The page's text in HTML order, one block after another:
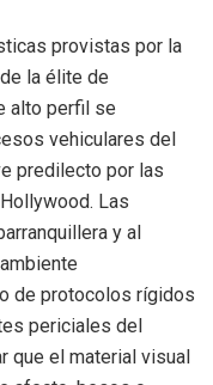
provistas por la
la élite de
alto perfil se
vehiculares del
predilecto por las
Las
y al
de protocolos rígidos
periciales del
que el material visual